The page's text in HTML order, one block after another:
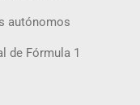
autónomos
de Fórmula 1